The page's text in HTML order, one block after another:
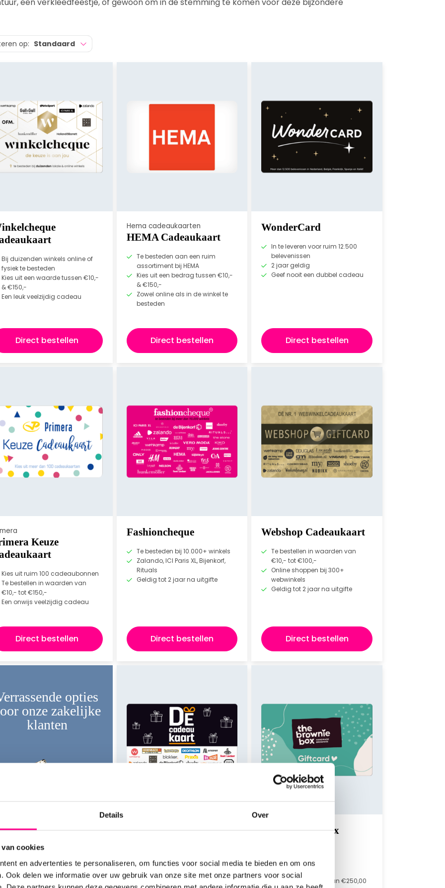
Details Over
cookies
en advertenties te personaliseren, om functies voor social media te bieden en om ons
Ook delen we informatie over uw gebruik van onze site met onze partners voor social
op: Standaard
Bij duizenden winkels online of
fysiek te besteden
Kies uit een waarde tussen €10,-
& €150,-
Een leuk veelzijdig cadeau
Direct bestellen
Hema cadeaukaarten
HEMA Cadeaukaart
Te besteden aan een ruim
assortiment bij HEMA
Kies uit een bedrag tussen €10,-
& €150,-
Zowel online als in de winkel te
besteden
Direct bestellen
WonderCard
In te leveren voor ruim 12.500
belevenissen
2 jaar geldig
Geef nooit een dubbel cadeau
Direct bestellen
Keuze
Kies uit ruim 100 cadeaubonnen
Te bestellen in waarden van
€10,- tot €150,-
Een onwijs veelzijdig cadeau
Direct bestellen
Fashioncheque
Te besteden bij 10.000+ winkels
Zalando, ICI Paris XL, Bijenkorf,
Rituals
Geldig tot 2 jaar na uitgifte
Direct bestellen
Webshop Cadeaukaart
Te bestellen in waarden van
€10,- tot €100,-
Online shoppen bij 300+
webwinkels
Geldig tot 2 jaar na uitgifte
Direct bestellen
opties
onze zakelijke
klanten
Bekijk de
DE Cadeaukaart
Maximale waarde van €150,00
Tot wel 3 jaar geldig
The Brownie Box
Online in te wisselen
Tot wel 2 jaar geldig
Maximale waarde van €250,00